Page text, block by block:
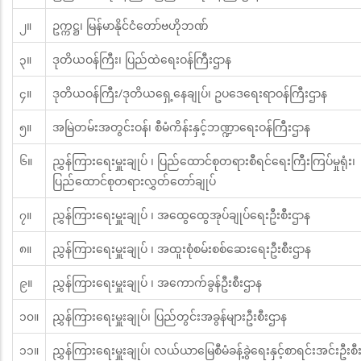
၂။ ဥက္ကဋ္ဌ၊ မြန်မာနိုင်ငံတော်ဗဟိုဘဏ်
၃။ ဒုတိယဝန်ကြီး၊ ပြည်ထဲရေးဝန်ကြီးဌာန
၄။ ဒုတိယဝန်ကြီး/ဒုတိယရှေ့နေချုပ်၊ ဥပဒေရေးရာဝန်ကြီးဌာန
၅။ အမြဲတမ်းအတွင်းဝန်၊ စီမံကိန်းနှင့်ဘဏ္ဍာရေးဝန်ကြီးဌာန
၆။
ညွှန်ကြားရေးမှူးချုပ် ၊ ပြည်ထောင်စုတရားစီရင်ရေးကြီးကြပ်မှုရုံး၊
ပြည်ထောင်စုတရားလွှတ်တော်ချုပ်
၇။ ညွှန်ကြားရေးမှူးချုပ် ၊ အထွေထွေအုပ်ချုပ်ရေးဦးစီးဌာန
၈။ ညွှန်ကြားရေးမှူးချုပ် ၊ အထူးစုံစမ်းစစ်ဆေးရေးဦးစီးဌာန
၉။ ညွှန်ကြားရေးမှူးချုပ် ၊ အကောက်ခွန်ဦးစီးဌာန
၁၀။ ညွှန်ကြားရေးမှူးချုပ်၊ ပြည်တွင်းအခွန်များဦးစီးဌာန
၁၁။ ညွှန်ကြားရေးမှူးချုပ်၊ လယ်ယာမြေစီမံခန့်ခွဲရေးနှင့်စာရင်းအင်းဦးစီ